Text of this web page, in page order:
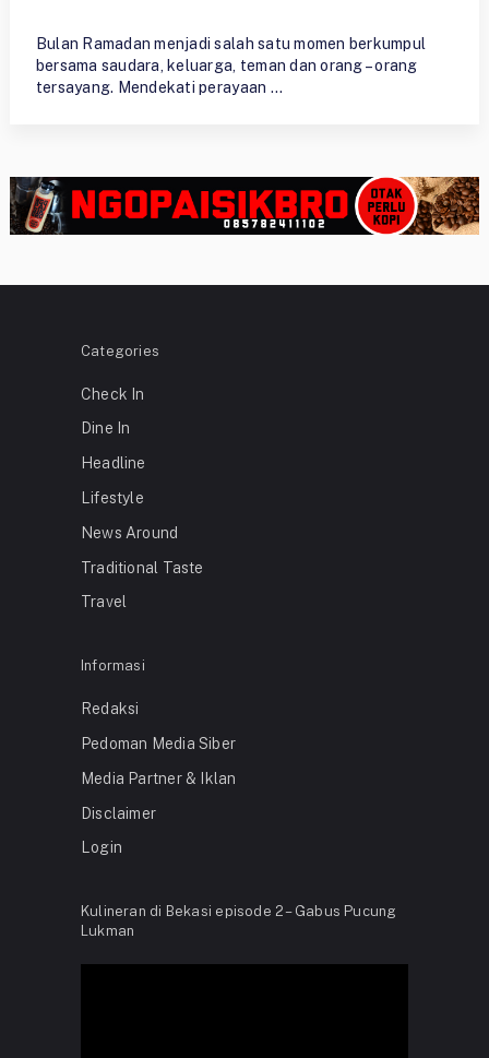
Bulan Ramadan menjadi salah satu momen berkumpul
bersama saudara, keluarga, teman dan orang – orang
tersayang. Mendekati perayaan …
Categories
Check In
Dine In
Headline
Lifestyle
News Around
Traditional Taste
Travel
Informasi
Redaksi
Pedoman Media Siber
Media Partner & Iklan
Disclaimer
Login
Kulineran di Bekasi episode 2 – Gabus Pucung
Lukman